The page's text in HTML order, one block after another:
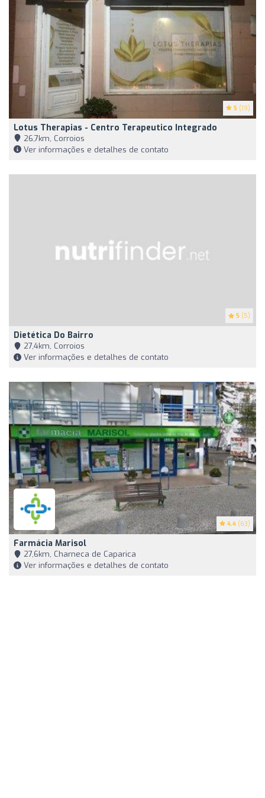
5 (19)
Lotus Therapias - Centro Terapeutico Integrado
26,7km, Corroios
Ver informações e detalhes de contato
5 (5)
Dietética Do Bairro
27,4km, Corroios
Ver informações e detalhes de contato
4.4 (63)
Farmácia Marisol
27,6km, Charneca de Caparica
Ver informações e detalhes de contato